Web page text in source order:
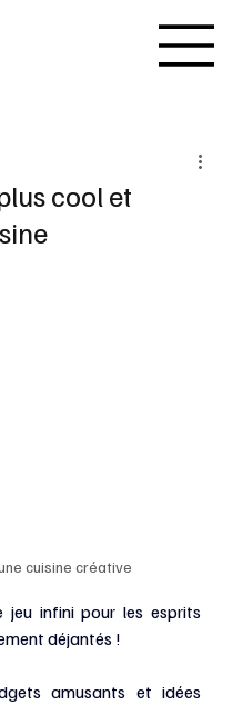
cool et
cuisine créative
jeu infini pour les esprits
déjantés !
amusants et idées